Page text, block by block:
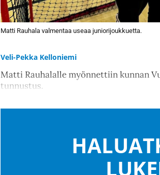
Matti Rauhala valmentaa useaa juniorijoukkuetta.
Veli-Pekka Kelloniemi
Matti Rauhalalle myönnettiin kunnan
tunnustus.